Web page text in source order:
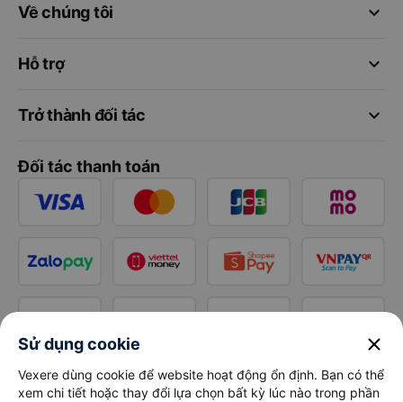
keyboard_arrow_down
Về chúng tôi
keyboard_arrow_down
Hỗ trợ
keyboard_arrow_down
Trở thành đối tác
Đối tác thanh toán
Sử dụng cookie close
Vexere dùng cookie để website hoạt động ổn định. Bạn có thể
xem chi tiết hoặc thay đổi lựa chọn bất kỳ lúc nào trong phần